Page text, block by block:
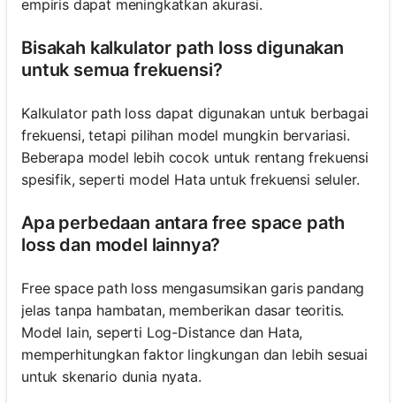
empiris dapat meningkatkan akurasi.
Bisakah kalkulator path loss digunakan
untuk semua frekuensi?
Kalkulator path loss dapat digunakan untuk berbagai
frekuensi, tetapi pilihan model mungkin bervariasi.
Beberapa model lebih cocok untuk rentang frekuensi
spesifik, seperti model Hata untuk frekuensi seluler.
Apa perbedaan antara free space path
loss dan model lainnya?
Free space path loss mengasumsikan garis pandang
jelas tanpa hambatan, memberikan dasar teoritis.
Model lain, seperti Log-Distance dan Hata,
memperhitungkan faktor lingkungan dan lebih sesuai
untuk skenario dunia nyata.